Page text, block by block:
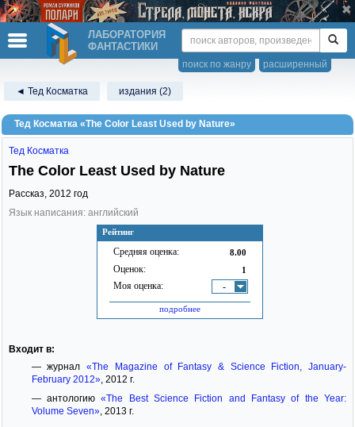
ЛАБОРАТОРИЯ
ФАНТАСТИКИ
расширенный
поиск по жанру
◄ Тед Косматка издания (2)
Тед Косматка «The Color Least Used by Nature»
Рейтинг
Средняя оценка: 8.00
Оценок: 1
Моя оценка: -
подробнее
Тед Косматка
The Color Least Used by Nature
Рассказ, 2012 год
Язык написания: английский
Входит в:
— журнал«The Magazine of Fantasy & Science Fiction, January-
February 2012», 2012 г.
— антологию«The Best Science Fiction and Fantasy of the Year:
Volume Seven», 2013 г.